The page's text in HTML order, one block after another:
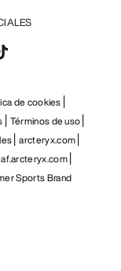
de cookies
Términos de uso
arcteryx.com
Sports Brand